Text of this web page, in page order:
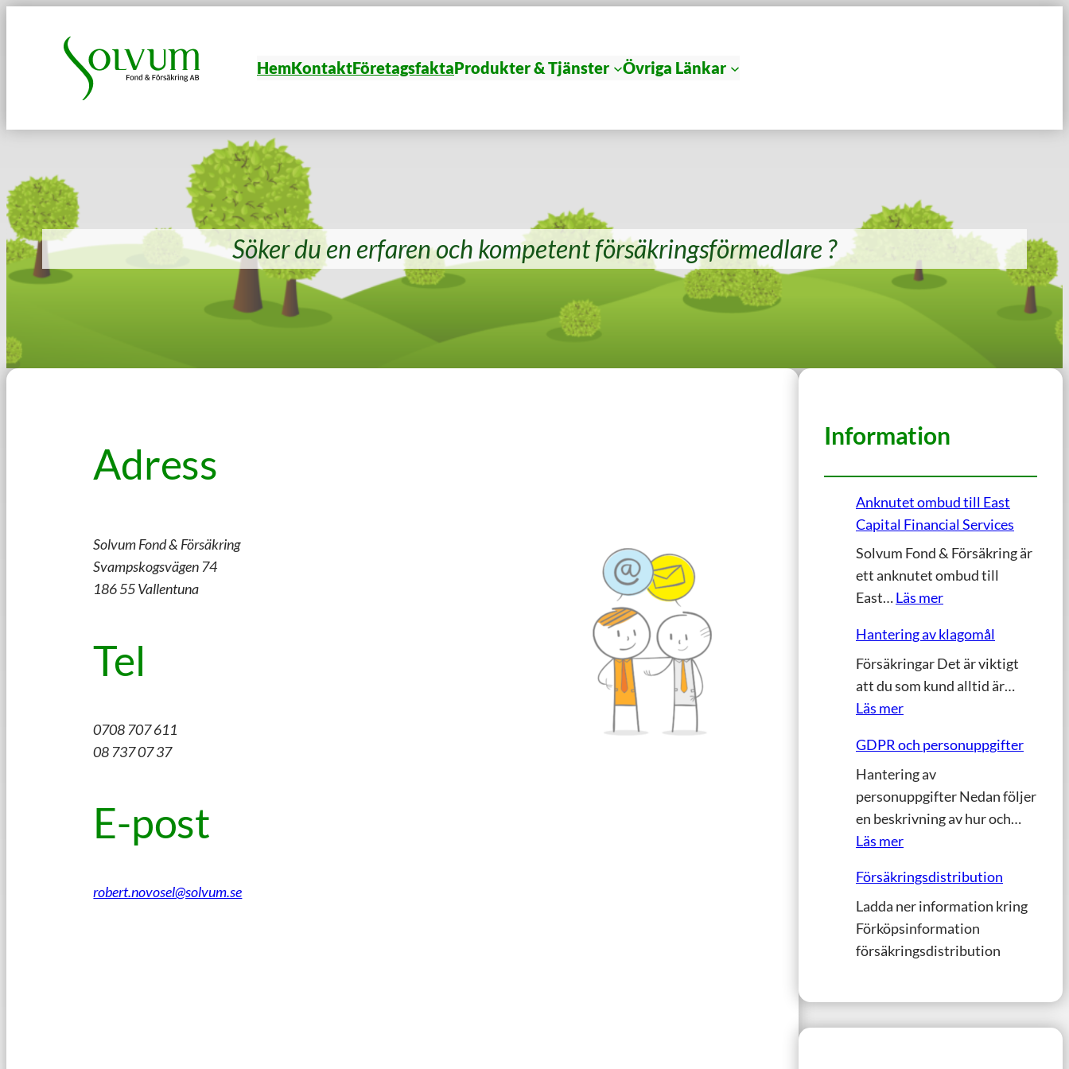
HemKontaktFöretagsfaktaProdukter & Tjänster Övriga Länkar
Söker du en erfaren och kompetent försäkringsförmedlare ?
Adress
Solvum Fond & Försäkring
Svampskogsvägen 74
186 55 Vallentuna
Tel
0708 707 611
08 737 07 37
E-post
robert.novosel@solvum.se
Information
Anknutet ombud till East
Capital Financial Services
Solvum Fond & Försäkring är
ett anknutet ombud till
East…Läs mer:
n
k
n
e
o
m
d
t
i
l
E
Hantering av klagomål
Försäkringar Det är viktigt
att du som kund alltid är…
Läs mer:
a
n
t
e
r
n
g
a
v
GDPR och personuppgifter
Hantering av
personuppgifter Nedan följer
en beskrivning av hur och…
Läs mer:
D
P
R
o
Försäkringsdistribution
Ladda ner information kring
Förköpsinformation
försäkringsdistribution